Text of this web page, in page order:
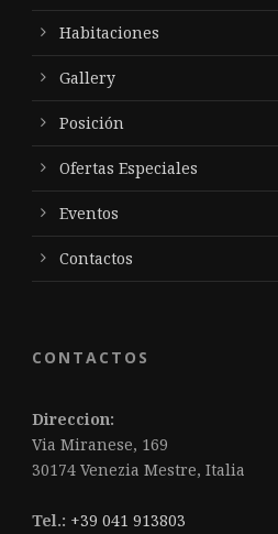
Habitaciones
Gallery
Posición
Ofertas Especiales
Eventos
Contactos
CONTACTOS
Direccion:
Via Miranese, 169
30174 Venezia Mestre, Italia
Tel.: +39 041 913803